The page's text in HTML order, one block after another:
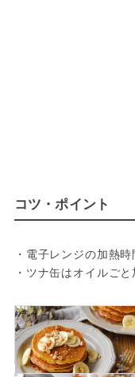
コツ・ポイント
・電子レンジの加熱
・ツナ缶はオイルご